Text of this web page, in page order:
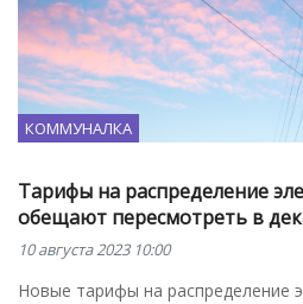
КОММУНАЛКА
Тарифы на распределение
обещают пересмотреть в
10 августа 2023 10:00
Новые тарифы на распределение